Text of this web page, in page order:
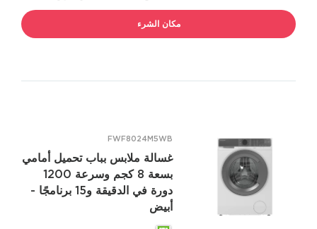
مكان الشرء
FWF8024M5WB
غسالة ملابس بباب تحميل أمامي
بسعة 8 كجم وسرعة 1200
دورة في الدقيقة و15 برنامجًا -
أبيض